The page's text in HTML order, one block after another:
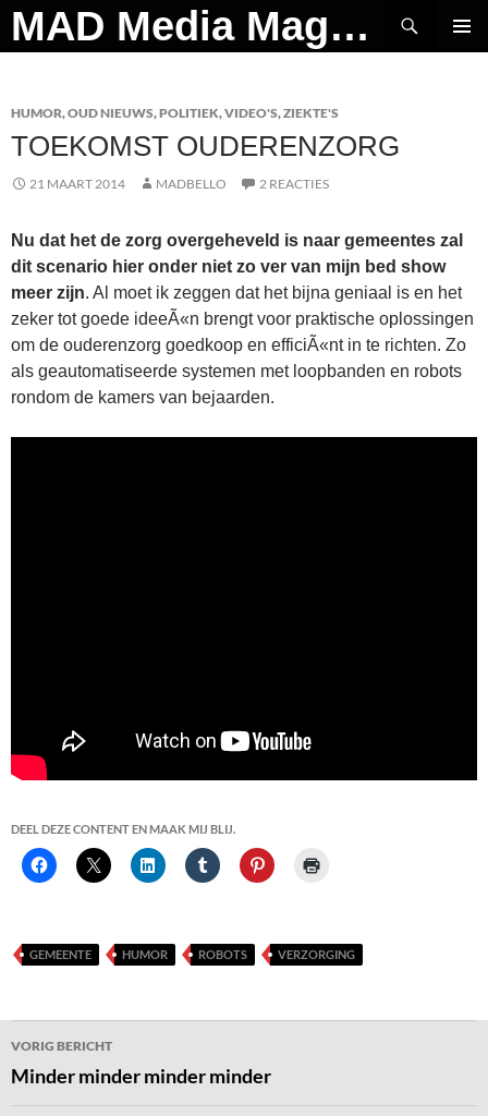
Ga
naar
MAD Media Magazine
Zoeken
HUMOR,OUD NIEUWS,POLITIEK,VIDEO'S,ZIEKTE'S
TOEKOMST OUDERENZORG
21 MAART 2014 MADBELLO 2 REACTIES
Nu dat het de zorg overgeheveld is naar gemeentes zal
dit scenario hier onder niet zo ver van mijn bed show
meer zijn. Al moet ik zeggen dat het bijna geniaal is en het
zeker tot goede ideeÃ«n brengt voor praktische oplossingen
om de ouderenzorg goedkoop en efficiÃ«nt in te richten. Zo
als geautomatiseerde systemen met loopbanden en robots
rondom de kamers van bejaarden.
DEEL DEZE CONTENT EN MAAK MIJ BLIJ.
GEMEENTE HUMOR ROBOTS VERZORGING
Bericht
navigatie
VORIG BERICHT
Minder minder minder minder